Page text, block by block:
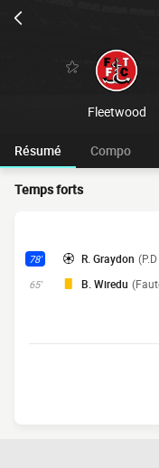
Fleetwood
Résumé Compo
Temps forts
78' R. Graydon
65' B. Wiredu